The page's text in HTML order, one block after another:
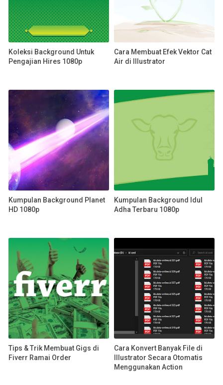
Koleksi Background Untuk
Pengajian Hires 1080p
Cara Membuat Efek Vektor Cat
Air di Illustrator
Kumpulan Background Planet
HD 1080p
Kumpulan Background Idul
Adha Terbaru 1080p
Tips & Trik Membuat Gigs di
Fiverr Ramai Order
Cara Konvert Banyak File di
Illustrator Secara Otomatis
Menggunakan Action